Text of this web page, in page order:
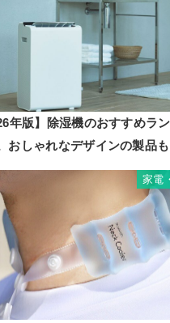
年版】除湿機のおすすめラ
おしゃれなデザインの製品
家電